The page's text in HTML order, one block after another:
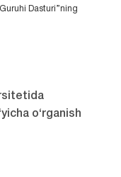
Dasturi”ning
o‘rganish